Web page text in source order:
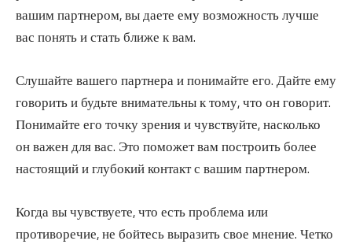
вашим партнером, вы даете ему возможность лучше
вас понять и стать ближе к вам.
Слушайте вашего партнера и понимайте его. Дайте ему
говорить и будьте внимательны к тому, что он говорит.
Понимайте его точку зрения и чувствуйте, насколько
он важен для вас. Это поможет вам построить более
настоящий и глубокий контакт с вашим партнером.
Когда вы чувствуете, что есть проблема или
противоречие, не бойтесь выразить свое мнение. Четко